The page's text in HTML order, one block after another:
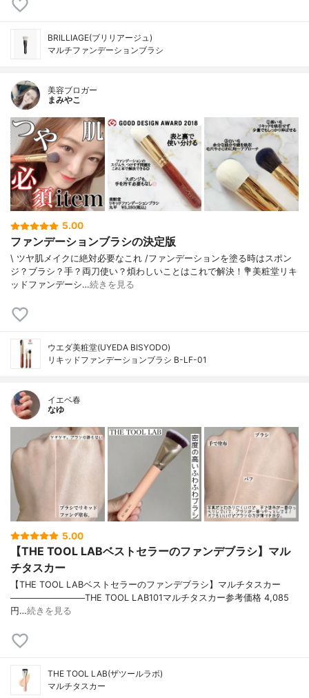
BRILLIAGE(ブリリアージュ)
マルチファンデーションブラシ
美容ブロガー
まみやこ
5.00
ファンデーションブラシの決定版
\ ツヤ肌メイクに絶対必要なこれ /⁡⁡ファンデーションを塗る時はスポン
ジ？ブラシ？手？両刀使い？⁡煩わしいことはこれで解決！⁡⁡⁡💐美粧堂リキ
ッドファンデーシ…続きを見る
ウエダ美粧堂(UYEDA BISYODO)
リキッドファンデーションブラシ B-LF-01
イエベ春
なゆ
5.00
【THE TOOL LABベストセラーのファンデブラシ】マル
チタスカー
【THE TOOL LABベストセラーのファンデブラシ】マルチタスカー
────────────THE TOOL LAB101マルチタスカー参考価格 4,085
円…続きを見る
THE TOOL LAB(ザツールラボ)
マルチタスカー